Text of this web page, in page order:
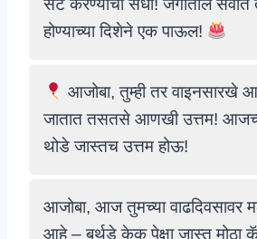
सेट करण्याची संधी! जगातील
होण्याच्या दिशेने एक पाऊल!
आजोबा, तुम्ही तर वाइनसारखे
जातात तसतसे आणखी उत्तम!
थोडे जास्तच उत्तम होऊ!
आजोबा, आज तुमच्या वाढदिवसावर
आहे – बर्थडे केक पेक्षा जास्त मोठा